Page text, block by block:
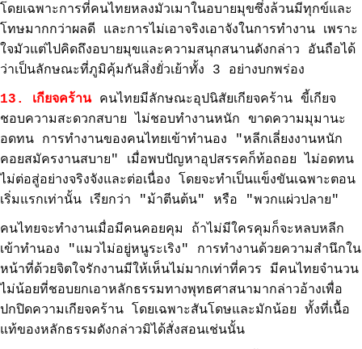
โดยเฉพาะการที่คนไทยหลงมัวเมาในอบายมุขซึ่งล้วนมีทุกข์และ
โทษมากกว่าผลดี และการไม่เอาจริงเอาจังในการทำงาน เพราะ
ใจมัวแต่ไปคิดถึงอบายมุขและความสนุกสนานดังกล่าว อันถือได้
ว่าเป็นลักษณะที่ภูมิคุ้มกันสิ่งยั่วเย้าทั้ง 3 อย่างบกพร่อง
13. เกียจคร้านคนไทยมีลักษณะอุปนิสัยเกียจคร้าน ขี้เกียจ
ชอบความสะดวกสบาย ไม่ชอบทำงานหนัก ขาดความมุมานะ
อดทน การทำงานของคนไทยเข้าทำนอง "หลีกเลี่ยงงานหนัก
คอยสมัครงานสบาย" เมื่อพบปัญหาอุปสรรคก็ท้อถอย ไม่อดทน
ไม่ต่อสู่อย่างจริงจังและต่อเนื่อง โดยจะทำเป็นแข็งขันเฉพาะตอน
เริ่มแรกเท่านั้น เรียกว่า "ม้าตีนต้น" หรือ "พวกแผ่วปลาย"
คนไทยจะทำงานเมื่อมีคนคอยคุม ถ้าไม่มีใครคุมก็จะหลบหลีก
เข้าทำนอง "แมวไม่อยู่หนูระเริง" การทำงานด้วยความสำนึกใน
หน้าที่ด้วยจิตใจรักงานมีให้เห็นไม่มากเท่าที่ควร มีคนไทยจำนวน
ไม่น้อยที่ชอบยกเอาหลักธรรมทางพุทธศาสนามากล่าวอ้างเพื่อ
ปกปิดความเกียจคร้าน โดยเฉพาะสันโดษและมักน้อย ทั้งที่เนื้อ
แท้ของหลักธรรมดังกล่าวมิได้สั่งสอนเช่นนั้น